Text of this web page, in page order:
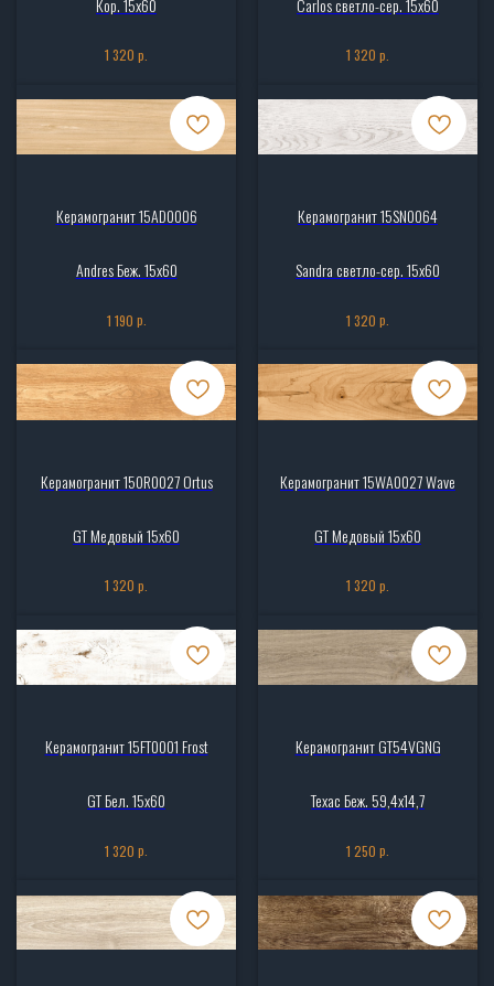
1 320 р. 1 320 р.
Керамогранит 15AD0006
Andres Беж. 15x60
1 190 р.
Керамогранит 15SN0064
Sandra светло-сер. 15x60
1 320 р.
Керамогранит 150R0027 Ortus
GT Медовый 15х60
1 320 р.
Керамогранит 15WA0027 Wave
GT Медовый 15х60
1 320 р.
Керамогранит 15FT0001 Frost
GT Бел. 15х60
1 320 р.
Керамогранит GT54VGNG
Техас Беж. 59,4x14,7
1 250 р.